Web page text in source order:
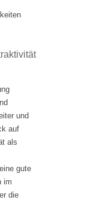
und
auf
als
gute
im
die